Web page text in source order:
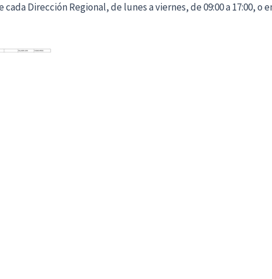
Dirección Regional, de lunes a viernes, de 09:00 a 17:00, o